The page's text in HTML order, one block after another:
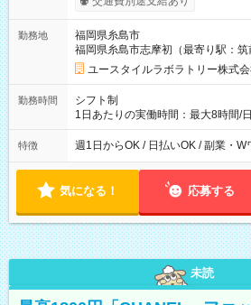
間×4回=5万6,960円 週3回勤務の場合：1,780円×8時間×12回
月 ※ 雇用形態と給与に、本採用時
用形態：本採用時と同じです。 給
勤務地
福岡県糸島市
福岡県糸島市志摩初（最寄り駅：筑
ユースタイルラボラトリー株式
勤務時間
シフト制
1日あたりの実働時間：最大8時間/
00 ※週1日～OK ／ 夜勤専従 ＊＊ 勤務時間例 ＊＊ ■22時か
ら翌7時 ■23時から翌8時 ■24時から翌9時
ます。 ※曜日固定（毎週同じ曜日
特徴 週1日からOK / 日払いOK / 副業・W
気になる！ 応募する
未読